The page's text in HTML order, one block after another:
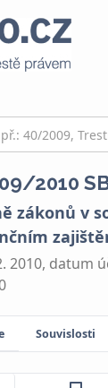
2010
zákonů v
2010, datum
Souvislosti